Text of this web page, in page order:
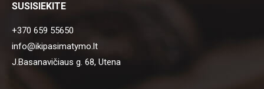
SUSISIEKITE
+370 659 55650
info@ikipasimatymo.lt
J.Basanavičiaus g. 68, Utena